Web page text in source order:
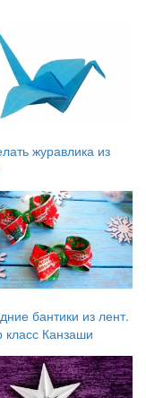
журавлика из
бантики из лент.
класс Канзаши